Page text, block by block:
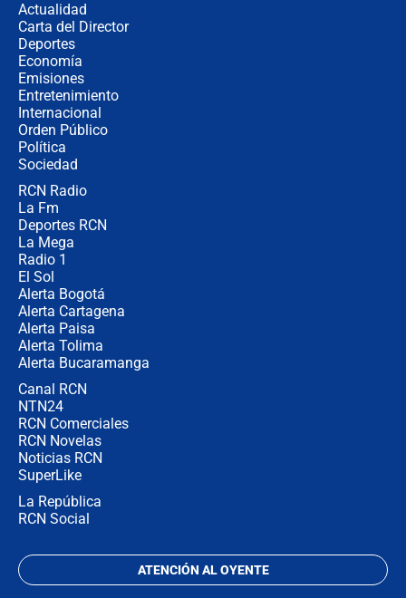
Actualidad
Carta del Director
Deportes
Economía
Emisiones
Entretenimiento
Internacional
Orden Público
Política
Sociedad
RCN Radio
La Fm
Deportes RCN
La Mega
Radio 1
El Sol
Alerta Bogotá
Alerta Cartagena
Alerta Paisa
Alerta Tolima
Alerta Bucaramanga
Canal RCN
NTN24
RCN Comerciales
RCN Novelas
Noticias RCN
SuperLike
La República
RCN Social
ATENCIÓN AL OYENTE